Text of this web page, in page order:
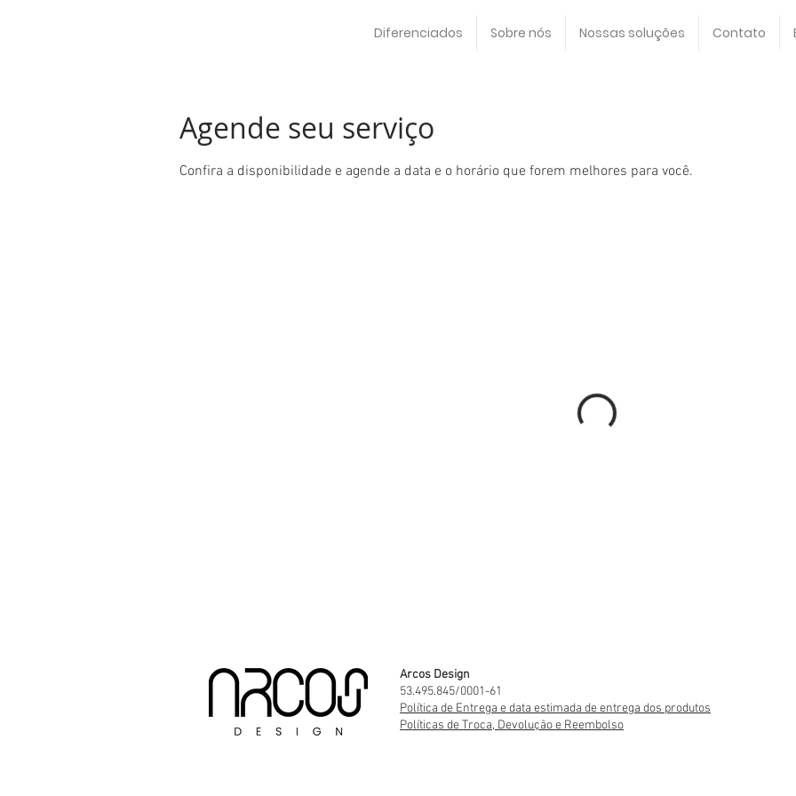
Diferenciados Sobre nós Nossas soluções Contato
Agende seu serviço
Confira a disponibilidade e agende a data e o horário que forem melhores para você.
Arcos Design
53.495.845/0001-61
Política de Entrega e data estimada de entrega dos produtos
Políticas de Troca, Devolução e Reembolso